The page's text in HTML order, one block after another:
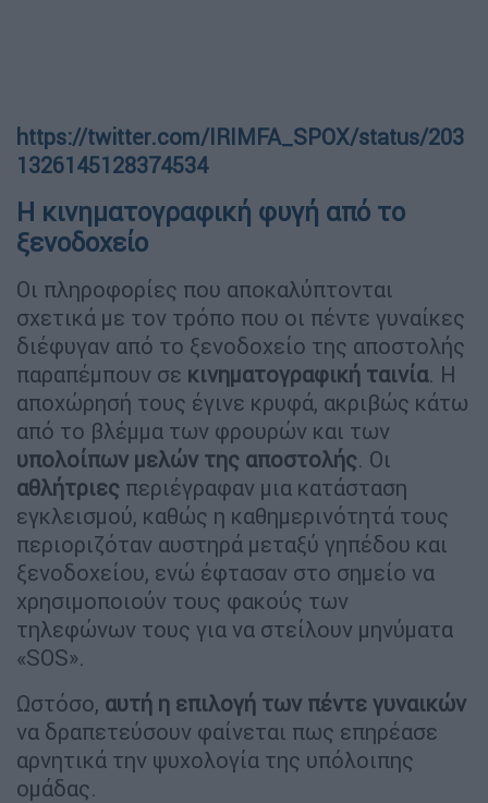
https://twitter.com/IRIMFA_SPOX/status/203
1326145128374534
Η κινηματογραφική φυγή από το
ξενοδοχείο
Οι πληροφορίες που αποκαλύπτονται
σχετικά με τον τρόπο που οι πέντε γυναίκες
διέφυγαν από το ξενοδοχείο της αποστολής
παραπέμπουν σε κινηματογραφική ταινία. Η
αποχώρησή τους έγινε κρυφά, ακριβώς κάτω
από το βλέμμα των φρουρών και των
υπολοίπων μελών της αποστολής. Οι
αθλήτριες περιέγραφαν μια κατάσταση
εγκλεισμού, καθώς η καθημερινότητά τους
περιοριζόταν αυστηρά μεταξύ γηπέδου και
ξενοδοχείου, ενώ έφτασαν στο σημείο να
χρησιμοποιούν τους φακούς των
τηλεφώνων τους για να στείλουν μηνύματα
«SOS».
Ωστόσο, αυτή η επιλογή των πέντε γυναικών
να δραπετεύσουν φαίνεται πως επηρέασε
αρνητικά την ψυχολογία της υπόλοιπης
ομάδας.